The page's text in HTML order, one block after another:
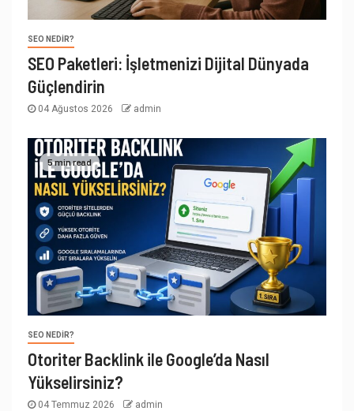
SEO NEDIR?
SEO Paketleri: İşletmenizi Dijital Dünyada
Güçlendirin
04 Ağustos 2026 admin
5 min read
SEO NEDIR?
Otoriter Backlink ile Google’da Nasıl
Yükselirsiniz?
04 Temmuz 2026 admin